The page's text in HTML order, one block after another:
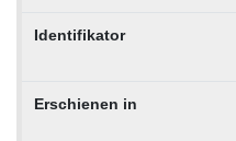
Identifikator
Erschienen in